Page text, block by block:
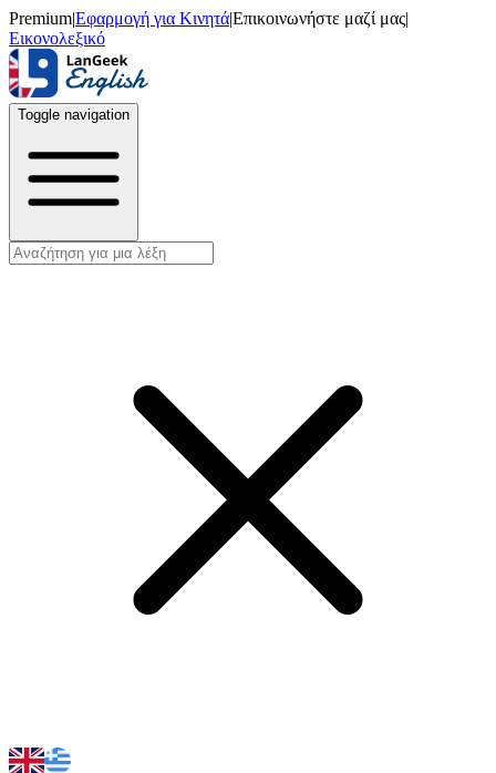
Premium|Εφαρμογή για Κινητά|Επικοινωνήστε μαζί μας|
Εικονολεξικό
Toggle navigation